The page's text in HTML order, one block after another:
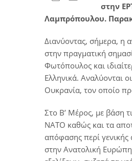
στην
Λαμπρόπουλου.
Διανύοντας, σήμερα, η
στην πραγματική
Φωτόπουλος και
Ελληνικά. Αναλύονται
Ουκρανία, τον οποίο
Στο Β’ Μέρος, με βάση
ΝΑΤΟ καθώς και τα
απόφασης περί
στην Ανατολική